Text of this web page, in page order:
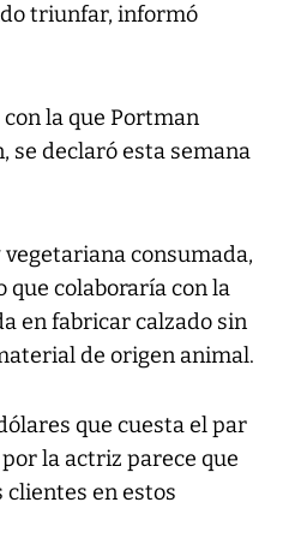
triunfar, informó
con la que Portman
se declaró esta semana
consumada,
que colaboraría con la
en fabricar calzado sin
de origen animal.
que cuesta el par
la actriz parece que
clientes en estos